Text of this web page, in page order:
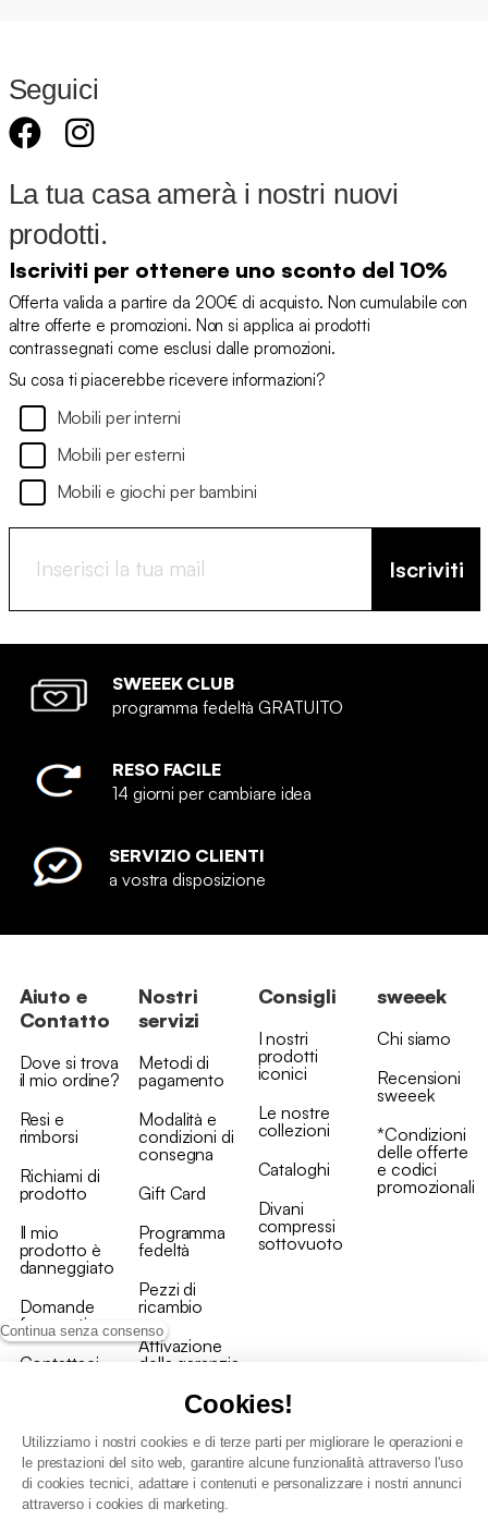
Continua senza consenso
Cookies!
Utilizziamo i nostri cookies e di terze parti per migliorare le operazioni e
le prestazioni del sito web, garantire alcune funzionalità attraverso l'uso
di cookies tecnici, adattare i contenuti e personalizzare i nostri annunci
attraverso i cookies di marketing.
Seguici
La tua casa amerà i nostri nuovi
prodotti.
Iscriviti per ottenere uno sconto del 10%
Offerta valida a partire da 200€ di acquisto. Non cumulabile con
altre offerte e promozioni. Non si applica ai prodotti
contrassegnati come esclusi dalle promozioni.
Su cosa ti piacerebbe ricevere informazioni?
Mobili per interni
Mobili per esterni
Mobili e giochi per bambini
Iscriviti
SWEEEK CLUB
programma fedeltà GRATUITO
RESO FACILE
14 giorni per cambiare idea
SERVIZIO CLIENTI
a vostra disposizione
Aiuto e
Contatto
Dove si trova
il mio ordine?
Resi e
rimborsi
Richiami di
prodotto
Il mio
prodotto è
danneggiato
Domande
frequenti
Contattaci
Nostri
servizi
Metodi di
pagamento
Modalità e
condizioni di
consegna
Gift Card
Programma
fedeltà
Pezzi di
ricambio
Attivazione
della garanzia
Consigli
I nostri
prodotti
iconici
Le nostre
collezioni
Cataloghi
Divani
compressi
sottovuoto
sweeek
Chi siamo
Recensioni
sweeek
*Condizioni
delle offerte
e codici
promozionali
Condizioni generali vendita